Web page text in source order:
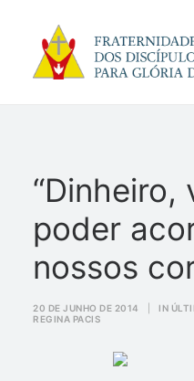
FUNDADOR
MEDJUGORJE
INFORMATIVO
“Dinheiro,
poder
nossos
20 DE JUNHO DE 2014 IN
REGINA PACIS